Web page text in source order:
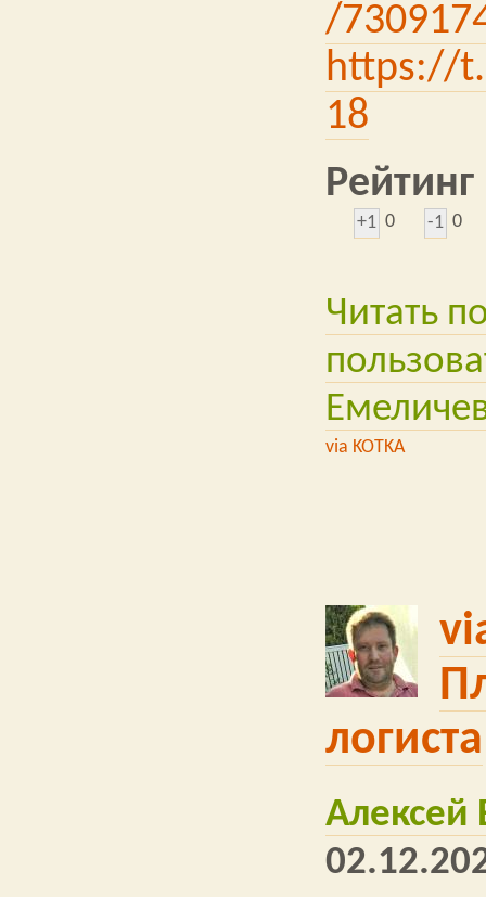
/
https://
18
Рейтинг
+1 0 -1 0
Читать
via KOTKA
логиста
Алексей